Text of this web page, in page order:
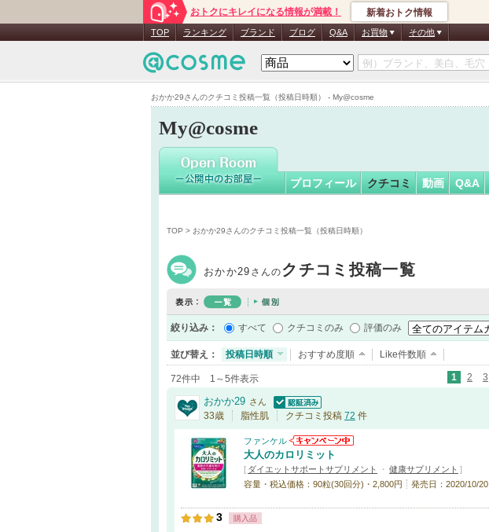
おかか29さんのクチコミ投稿一覧（投稿日時順） - My@cosme
おトクにキレイになる情報が満載！ 新着おトク情報
TOP ランキング ブランド ブログ Q&A お買物 その他
My@cosme
おかか29さん
認
証
プロフィール クチコミ 動画 Q&A
TOP > おかか29さんのクチコミ投稿一覧（投稿日時順）
おかか29 さんのクチコミ投稿一覧
絞り込み： すべて クチコミのみ 評価のみ
並び替え： 投稿日時順 おすすめ度順 Like件数順
72件中 1～5件表示 1 2 3
おかか29 さん
認証済
33歳 脂性肌 クチコミ投稿 72 件
ファンケル
大人のカロリミット
[ ダイエットサポートサプリメント ・ 健康サプリメント ]
容量・税込価格：90粒(30回分)・2,800円
発売日：2020/10/20
3 購入品